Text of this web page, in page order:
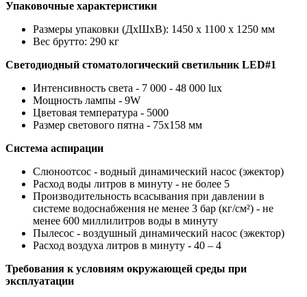
Упаковочные характеристики
Размеры упаковки (ДхШхВ): 1450 x 1100 x 1250 мм
Вес брутто: 290 кг
Светодиодный стоматологический светильник LED#1
Интенсивность света - 7 000 - 48 000 lux
Мощность лампы - 9W
Цветовая температура - 5000
Размер светового пятна - 75x158 мм
Система аспирации
Слюноотсос - водный динамический насос (эжектор)
Расход воды литров в минуту - не более 5
Производительность всасывания при давлении в
системе водоснабжения не менее 3 бар (кг/см²) - не
менее 600 миллилитров воды в минуту
Пылесос - воздушный динамический насос (эжектор)
Расход воздуха литров в минуту - 40 – 4
Требования к условиям окружающей среды при
эксплуатации